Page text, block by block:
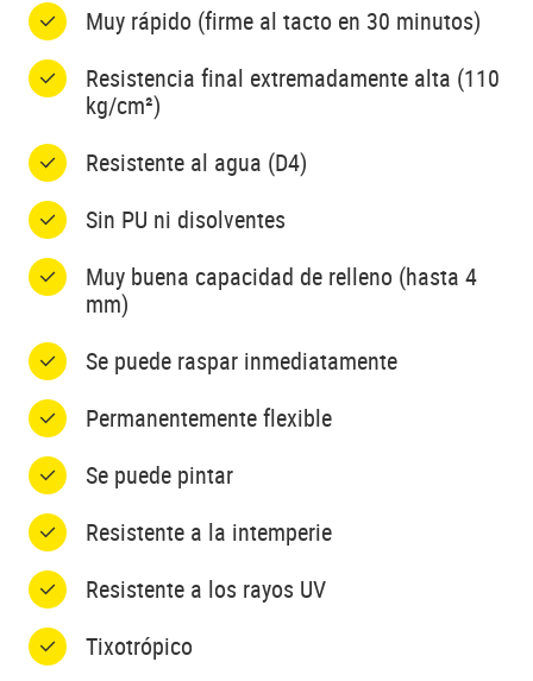
Muy rápido (firme al tacto en 30 minutos)
Resistencia final extremadamente alta (110
kg/cm²)
Resistente al agua (D4)
Sin PU ni disolventes
Muy buena capacidad de relleno (hasta 4
mm)
Se puede raspar inmediatamente
Permanentemente flexible
Se puede pintar
Resistente a la intemperie
Resistente a los rayos UV
Tixotrópico